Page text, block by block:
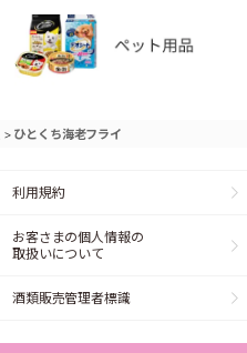
> ひとくち海老フライ
利用規約
お客さまの個人情報の
取扱いについて
酒類販売管理者標識